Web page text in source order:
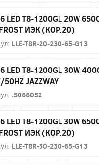
LED Т8-1200GL 20W
ИЭК (КОР.20)
LLE-T8R-20-230-65-G13
LED Т8-1200GL 30W
50HZ JAZZWAY
.5066052
LED Т8-1200GL 30W
ИЭК (КОР.20)
LLE-T8R-30-230-65-G13